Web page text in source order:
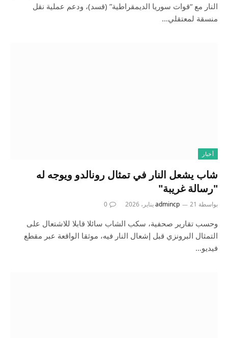
النار مع “قوات سوريا الديمقراطية” (قسد)، ودعم عملية نقل
منسقة لمعتقلي…
أخبار
شاب يشعل النار في تمثال رونالدو ويوجه له
"رسالة غريبة"
بواسطة admincp 21 يناير، 2026 0
وحسب تقارير صحفية، سكب الشاب سائلا قابلا للاشتعال على
التمثال البرونزي قبل إشعال النار فيه، موثقا الواقعة عبر مقطع
فيديو…